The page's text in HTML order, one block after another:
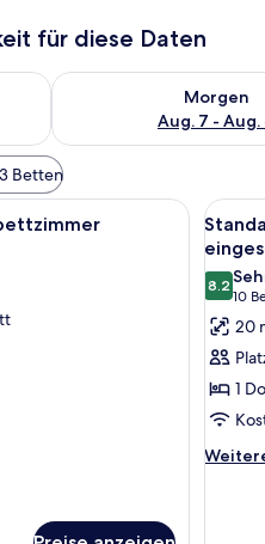
für diese Daten
Nacht, Aug. 6 - Aug. 7.
Morgen
Aug. 7 - Aug.
Überprüfe die
Betten
mit Bett, Nachttisch mit
Alle
Fotos
für
oder
-
6
8.28.210
(10
20
1